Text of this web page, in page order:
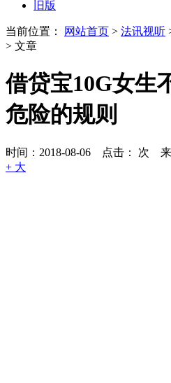
旧版
当前位置： 网站首页 > 法讯视听
> 文章
借贷宝10G女生
危险的规则
时间：2018-08-06 点击： 次
+ 大